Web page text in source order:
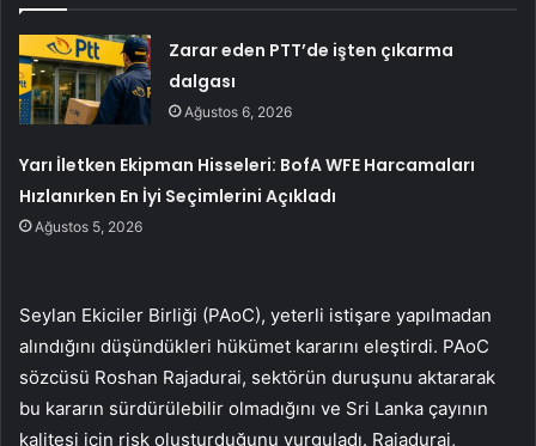
Zarar eden PTT’de işten çıkarma
dalgası
Ağustos 6, 2026
Yarı İletken Ekipman Hisseleri: BofA WFE Harcamaları
Hızlanırken En İyi Seçimlerini Açıkladı
Ağustos 5, 2026
Seylan Ekiciler Birliği (PAoC), yeterli istişare yapılmadan
alındığını düşündükleri hükümet kararını eleştirdi. PAoC
sözcüsü Roshan Rajadurai, sektörün duruşunu aktararak
bu kararın sürdürülebilir olmadığını ve Sri Lanka çayının
kalitesi için risk oluşturduğunu vurguladı. Rajadurai,